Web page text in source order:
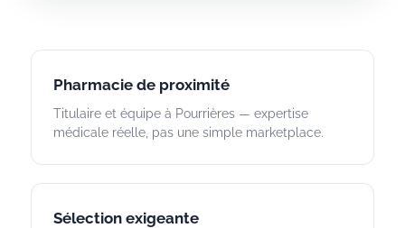
Pharmacie de proximité
Titulaire et équipe à Pourrières — expertise
médicale réelle, pas une simple marketplace.
Sélection exigeante